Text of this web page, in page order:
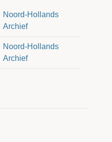
Noord-Hollands
Archief
Noord-Hollands
Archief